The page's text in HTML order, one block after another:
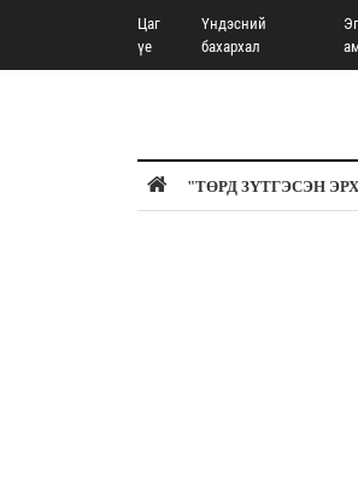
Цаг
үе
Үндэсний
бахархал
"ТӨРД ЗҮТГЭСЭН